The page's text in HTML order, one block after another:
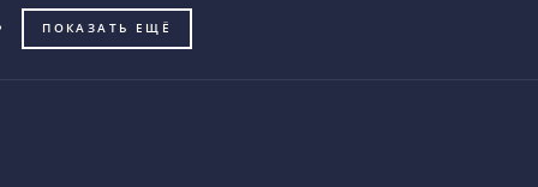
ПОКАЗАТЬ ЕЩЁ